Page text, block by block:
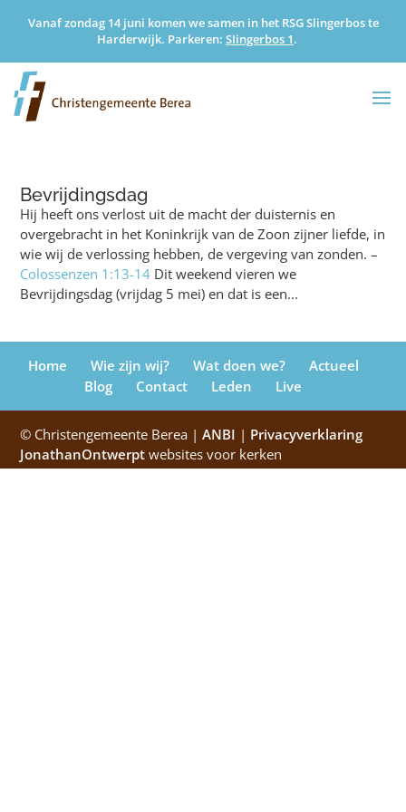
Vanaf zondag 14 juni komen we samen in het RSG Slingerbos te
Harderwijk. Parkeren: SIingerbos 1.
Bevrijdingsdag
Hij heeft ons verlost uit de macht der duisternis en
overgebracht in het Koninkrijk van de Zoon zijner liefde, in
wie wij de verlossing hebben, de vergeving van zonden. –
Colossenzen 1:13-14 Dit weekend vieren we
Bevrijdingsdag (vrijdag 5 mei) en dat is een...
Home Wie zijn wij? Wat doen we?
Actueel
Blog
Contact Leden Live
© Christengemeente Berea |ANBI | Privacyverklaring
JonathanOntwerptwebsites voor kerken